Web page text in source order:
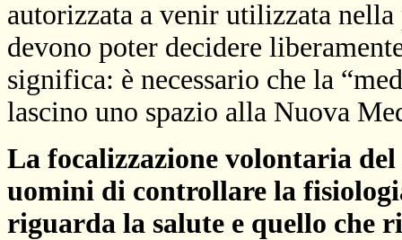
autorizzata a venir utilizzata
devono poter decidere
significa: è necessario che la
lascino uno spazio alla Nuova
La focalizzazione volontaria
uomini di controllare la
riguarda la salute e quello che